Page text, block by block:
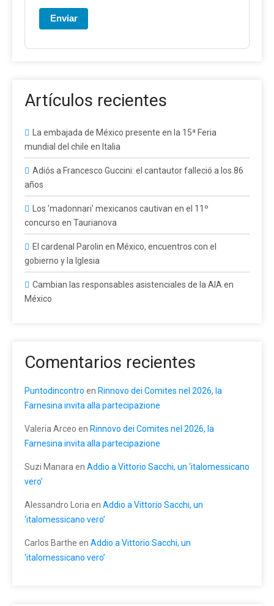
Enviar
Artículos recientes
La embajada de México presente en la 15ª Feria
mundial del chile en Italia
Adiós a Francesco Guccini: el cantautor falleció a los 86
años
Los 'madonnari' mexicanos cautivan en el 11º
concurso en Taurianova
El cardenal Parolin en México, encuentros con el
gobierno y la Iglesia
Cambian las responsables asistenciales de la AIA en
México
Comentarios recientes
Puntodincontro en Rinnovo dei Comites nel 2026, la
Farnesina invita alla partecipazione
Valeria Arceo en Rinnovo dei Comites nel 2026, la
Farnesina invita alla partecipazione
Suzi Manara en Addio a Vittorio Sacchi, un ‘italomessicano
vero’
Alessandro Loria en Addio a Vittorio Sacchi, un
‘italomessicano vero’
Carlos Barthe en Addio a Vittorio Sacchi, un
‘italomessicano vero’